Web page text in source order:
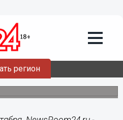
регион
заняла пятое
регионов по
в России с 1 июля